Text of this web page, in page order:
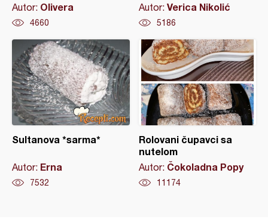
Autor: Olivera
4660
Autor: Verica Nikolić
5186
Sultanova *sarma*
Autor: Erna
7532
Rolovani čupavci sa
nutelom
Autor: Čokoladna Popy
11174